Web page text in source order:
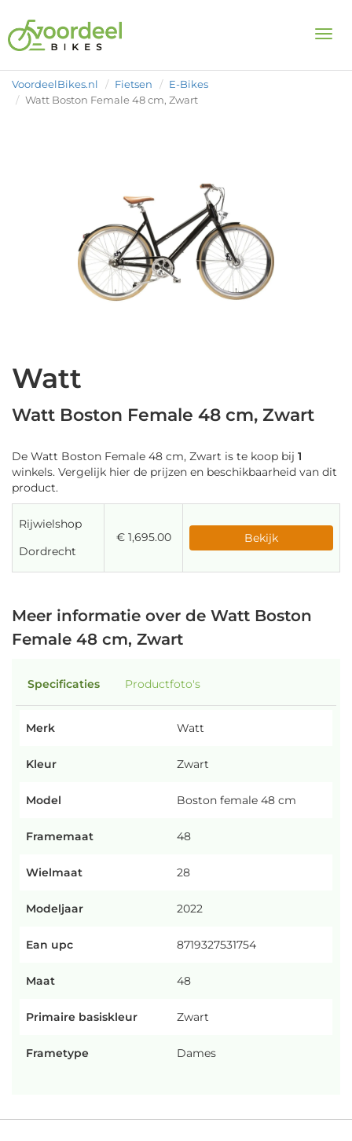
VoordeelBikes.nl Fietsen
E-Bikes
Watt Boston Female 48 cm, Zwart
Watt
Watt Boston Female 48 cm, Zwart
De Watt Boston Female 48 cm, Zwart is te koop bij 1
winkels. Vergelijk hier de prijzen en beschikbaarheid van dit
product.
Rijwielshop
Dordrecht
€ 1,695.00 Bekijk
Meer informatie over de Watt Boston
Female 48 cm, Zwart
Specificaties Productfoto's
Merk Watt
Kleur Zwart
Model Boston female 48 cm
Framemaat 48
Wielmaat 28
Modeljaar 2022
Ean upc 8719327531754
Maat 48
Primaire basiskleur Zwart
Frametype Dames